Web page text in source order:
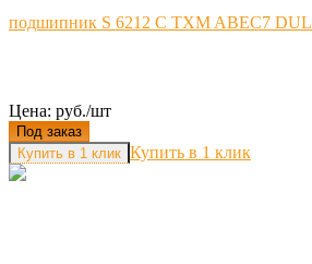
подшипник S 6212 C TXM ABEC7 DUL
Цена: руб./шт
Под заказ
Купить в 1 клик